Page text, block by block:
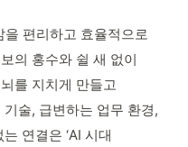
편리하고 효율적으로
의 홍수와 쉴 새 없이
를 지치게 만들고
술, 급변하는 업무 환경,
연결은 ‘AI 시대